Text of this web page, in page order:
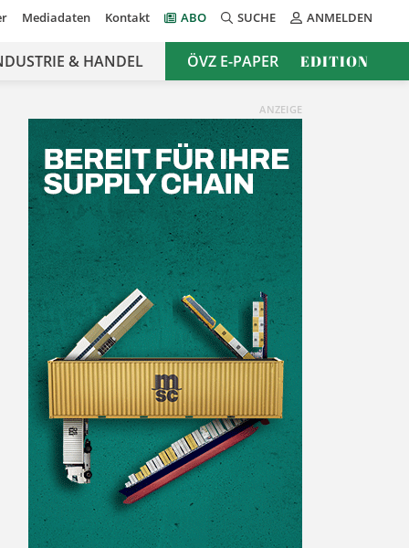
Mediadaten Kontakt ABO SUCHE ANMELDEN
& HANDEL ÖVZ E-PAPER EDITION
ANZEIGE